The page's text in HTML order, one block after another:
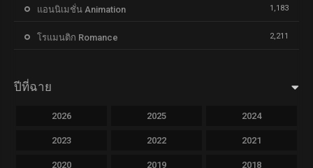
แอนนิเมชั่น Animation 1,183
โรแมนติก Romance 2,211
ปีที่ฉาย
2026 2025 2024
2023 2022 2021
2020 2019 2018